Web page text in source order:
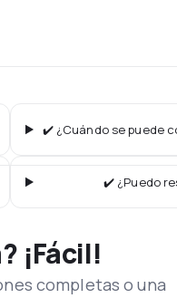
✔️ ¿Cuándo se puede
✔️ ¿Puedo
¡Fácil!
completas o una